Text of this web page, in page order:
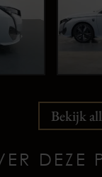
Bekijk
DEZE